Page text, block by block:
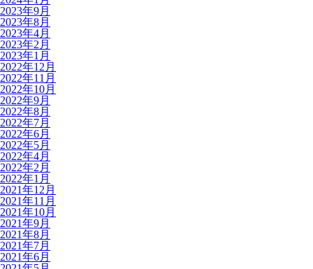
2023年9月
2023年8月
2023年4月
2023年2月
2023年1月
2022年12月
2022年11月
2022年10月
2022年9月
2022年8月
2022年7月
2022年6月
2022年5月
2022年4月
2022年2月
2022年1月
2021年12月
2021年11月
2021年10月
2021年9月
2021年8月
2021年7月
2021年6月